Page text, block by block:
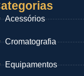
Acessórios
Cromatografia
Equipamentos